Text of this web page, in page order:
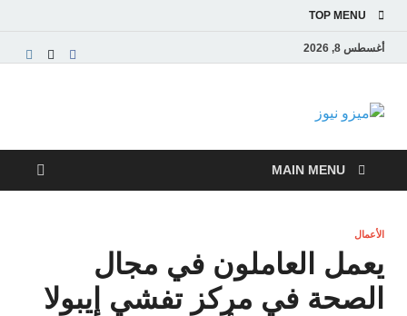
TOP MENU
أغسطس 8, 2026
ميزو نيوز
والاقتصادية
MAIN MENU
الأعمال
يعمل العاملون في مجال
الصحة في مركز تفشي إيبولا